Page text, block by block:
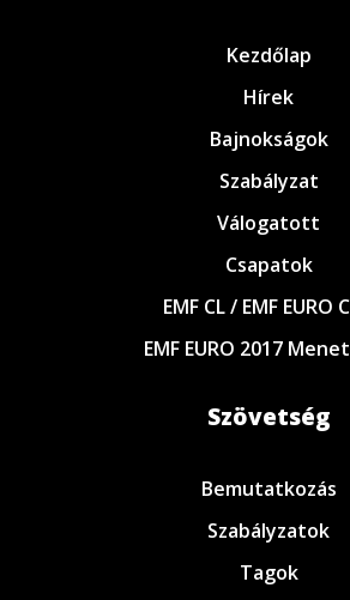
Kezdőlap
Hírek
Bajnokságok
Szabályzat
Válogatott
Csapatok
EMF CL / EMF EURO
EMF EURO 2017
Szövetség
Bemutatkozás
Szabályzatok
Tagok